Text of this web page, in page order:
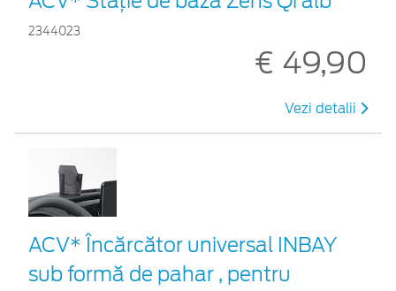
2344023
€ 49,90
Vezi detalii
ACV* Încărcător universal INBAY
sub formă de pahar , pentru